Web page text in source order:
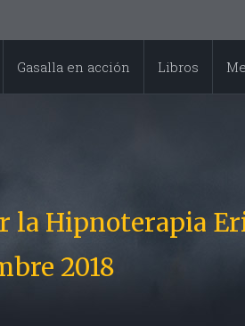
Gasalla en acción Libros
la Hipnoterapia
2018